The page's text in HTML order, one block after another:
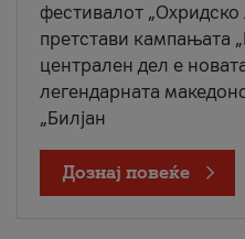
фестивалот „Охридско
претстави кампањата
централен дел е
легендарната
„Билјан
Дознај повеќе